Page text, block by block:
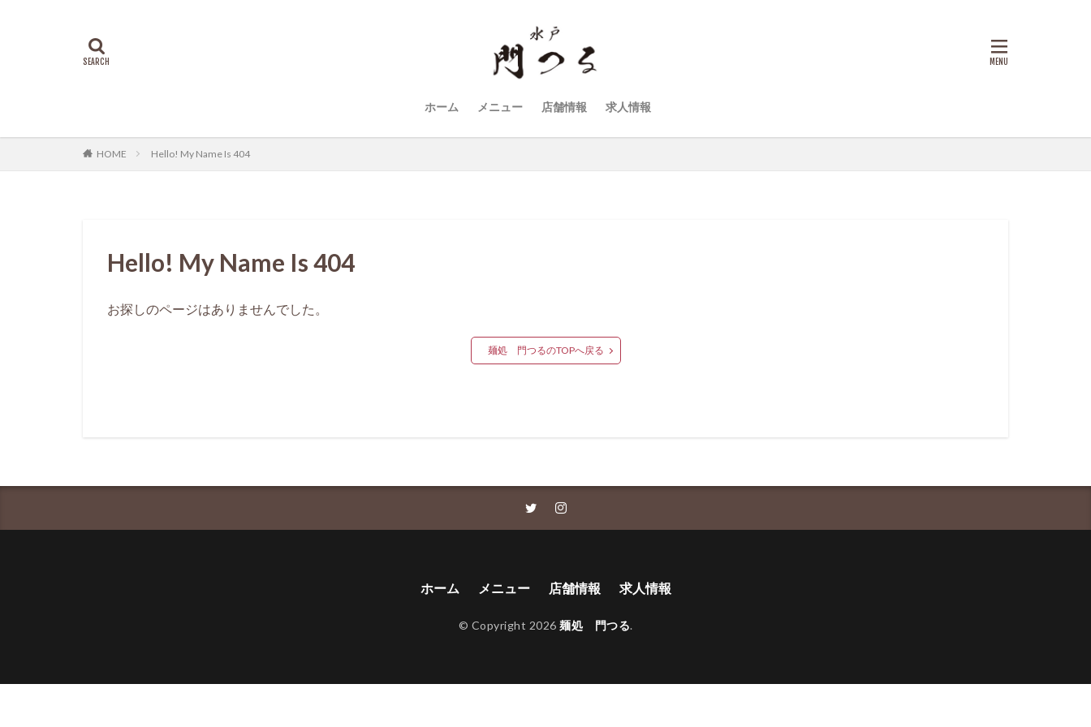
ホーム メニュー 店舗情報 求人情報
HOME Hello! My Name Is 404
Hello! My Name Is 404
お探しのページはありませんでした。
麺処 門つるのTOPへ戻る
ホーム メニュー 店舗情報 求人情報
© Copyright 2026 麺処 門つる.